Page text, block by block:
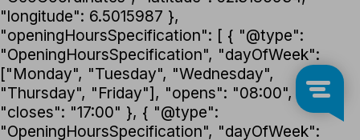
"longitude": 6.5015987 },
"openingHoursSpecification": [ { "@type":
"OpeningHoursSpecification", "dayOfWeek":
["Monday", "Tuesday", "Wednesday",
"Thursday", "Friday"], "opens": "08:00",
"closes": "17:00" }, { "@type":
"OpeningHoursSpecification", "dayOfWeek":